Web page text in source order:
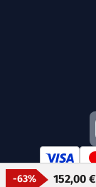
-63% 152,00 €